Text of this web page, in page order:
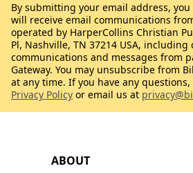
ABOUT
By submitting your email address,
will receive email communications
operated by HarperCollins Christian
Pl, Nashville, TN 37214 USA, including
communications and messages from
Gateway. You may unsubscribe from
at any time. If you have any
Privacy Policy or email us at